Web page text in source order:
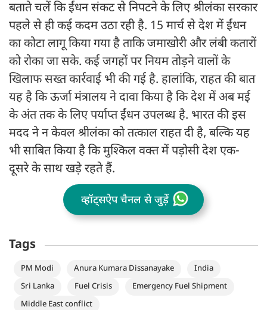
बताते चलें कि ईंधन संकट से निपटने के लिए श्रीलंका सरकार
पहले से ही कई कदम उठा रही है. 15 मार्च से देश में ईंधन
का कोटा लागू किया गया है ताकि जमाखोरी और लंबी कतारों
को रोका जा सके. कई जगहों पर नियम तोड़ने वालों के
खिलाफ सख्त कार्रवाई भी की गई है. हालांकि, राहत की बात
यह है कि ऊर्जा मंत्रालय ने दावा किया है कि देश में अब मई
के अंत तक के लिए पर्याप्त ईंधन उपलब्ध है. भारत की इस
मदद ने न केवल श्रीलंका को तत्काल राहत दी है, बल्कि यह
भी साबित किया है कि मुश्किल वक्त में पड़ोसी देश एक-
दूसरे के साथ खड़े रहते हैं.
व्हॉट्सऐप चैनल से जुड़ें
Tags
PM Modi Anura Kumara Dissanayake
India
Sri Lanka
Fuel Crisis
Emergency Fuel Shipment
Middle East conflict